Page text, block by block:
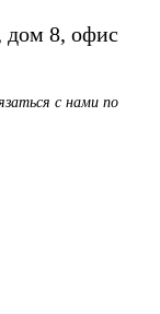
дом 8, офис
с нами по